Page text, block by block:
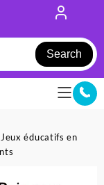
Search
Jeux éducatifs en